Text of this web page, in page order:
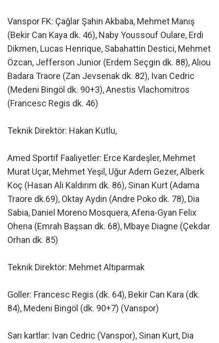
Vanspor FK: Çağlar Şahin Akbaba, Mehmet Manış
(Bekir Can Kaya dk. 46), Naby Youssouf Oulare, Erdi
Dikmen, Lucas Henrique, Sabahattin Destici, Mehmet
Özcan, Jefferson Junior (Erdem Seçgin dk. 88), Alıou
Badara Traore (Zan Jevsenak dk. 82), Ivan Cedric
(Medeni Bingöl dk. 90+3), Anestis Vlachomitros
(Francesc Regis dk. 46)
Teknik Direktör: Hakan Kutlu,
Amed Sportif Faaliyetler: Erce Kardeşler, Mehmet
Murat Uçar, Mehmet Yeşil, Uğur Adem Gezer, Alberk
Koç (Hasan Ali Kaldırım dk. 86), Sinan Kurt (Adama
Traore dk.69), Oktay Aydin (Andre Poko dk. 78), Dia
Sabia, Daniel Moreno Mosquera, Afena-Gyan Felix
Ohena (Emrah Başsan dk. 68), Mbaye Diagne (Çekdar
Orhan dk. 85)
Teknik Direktör: Mehmet Altıparmak
Goller: Francesc Regis (dk. 64), Bekir Can Kara (dk.
84), Medeni Bingöl (dk. 90+7) (Vanspor)
Sarı kartlar: Ivan Cedric (Vanspor), Sinan Kurt, Dia